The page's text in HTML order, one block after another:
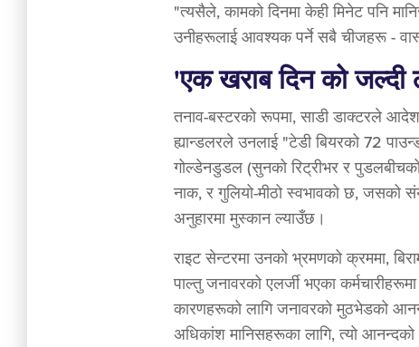
"त्यसैले, कामको दिनमा केही मिनेट पनि
उनीहरूलाई आवश्यक पर्ने सबै चीजहरू -
'एक खराब दिन को जल्दी
तनाव-बस्टरको रूपमा, साडी डाक्टरले
ह्यान्डलरले उनलाई "टेडी बियरको 72
गोल्डेनडुडल (सुनको रिट्रीभर र
नाक, र गुलियो-मीठो स्वभावको छ,
अनुहारमा मुस्कान ल्याउँछ।
राइट सेन्टरमा उनको भ्रमणको क्रममा,
पाल्तु जनावरको एलर्जी भएका
कारणहरूको लागि जनावरको मुठभेडको
अधिकांश मानिसहरूका लागि, त्यो